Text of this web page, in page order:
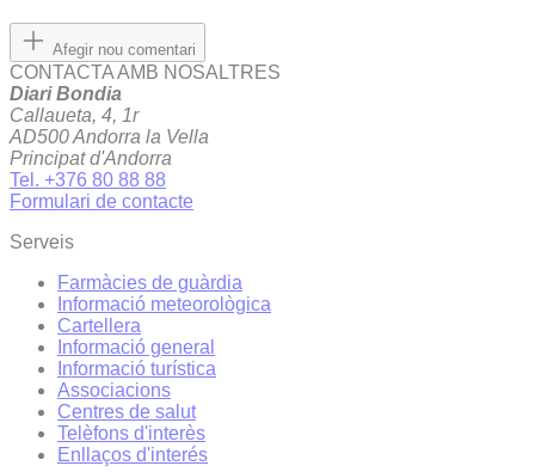
Afegir nou comentari
CONTACTA AMB NOSALTRES
Diari Bondia
Callaueta, 4, 1r
AD500 Andorra la Vella
Principat d'Andorra
Tel. +376 80 88 88
Formulari de contacte
Serveis
Farmàcies de guàrdia
Informació meteorològica
Cartellera
Informació general
Informació turística
Associacions
Centres de salut
Telèfons d'interès
Enllaços d'interés